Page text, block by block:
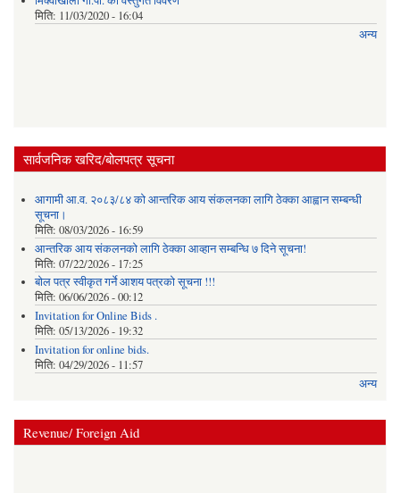
मिति: 11/03/2020 - 16:04
अन्य
सार्वजनिक खरिद/बोलपत्र सूचना
आगामी आ.व. २०८३/८४ को आन्तरिक आय संकलनका लागि ठेक्का आह्वान सम्बन्धी
सूचना।
मिति: 08/03/2026 - 16:59
आन्तरिक आय संकलनको लागि ठेक्‍का आव्हान सम्बन्धि ७ दिने सूचना!
मिति: 07/22/2026 - 17:25
बोल पत्र स्वीकृत गर्ने आशय पत्रको सूचना !!!
मिति: 06/06/2026 - 00:12
Invitation for Online Bids .
मिति: 05/13/2026 - 19:32
Invitation for online bids.
मिति: 04/29/2026 - 11:57
अन्य
Revenue/ Foreign Aid